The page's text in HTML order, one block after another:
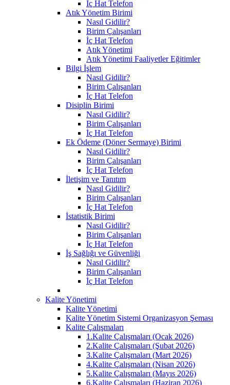
İç Hat Telefon
Atık Yönetim Birimi
Nasıl Gidilir?
Birim Çalışanları
İç Hat Telefon
Atık Yönetimi
Atık Yönetimi Faaliyetler Eğitimler
Bilgi İşlem
Nasıl Gidilir?
Birim Çalışanları
İç Hat Telefon
Disiplin Birimi
Nasıl Gidilir?
Birim Çalışanları
İç Hat Telefon
Ek Ödeme (Döner Sermaye) Birimi
Nasıl Gidilir?
Birim Çalışanları
İç Hat Telefon
İletişim ve Tanıtım
Nasıl Gidilir?
Birim Çalışanları
İç Hat Telefon
İstatistik Birimi
Nasıl Gidilir?
Birim Çalışanları
İç Hat Telefon
İş Sağlığı ve Güvenliği
Nasıl Gidilir?
Birim Çalışanları
İç Hat Telefon
Kalite Yönetimi
Kalite Yönetimi
Kalite Yönetim Sistemi Organizasyon Şeması
Kalite Çalışmaları
1.Kalite Çalışmaları (Ocak 2026)
2.Kalite Çalışmaları (Şubat 2026)
3.Kalite Çalışmaları (Mart 2026)
4.Kalite Çalışmaları (Nisan 2026)
5.Kalite Çalışmaları (Mayıs 2026)
6.Kalite Çalışmaları (Haziran 2026)